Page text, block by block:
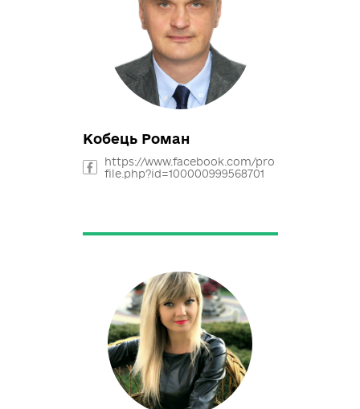
https://www.facebook.com/soc
hynskiy
sochynskiy@kreativ.im